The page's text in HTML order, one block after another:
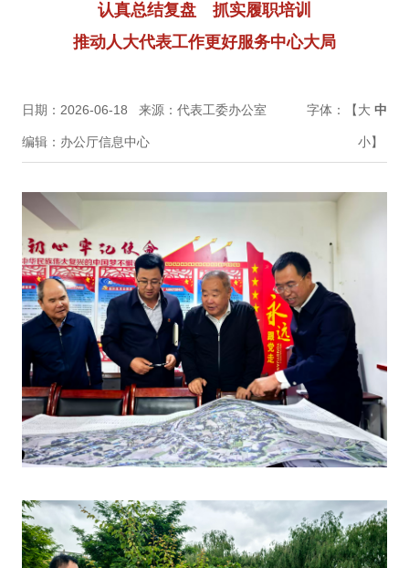
认真总结复盘 抓实履职培训
推动人大代表工作更好服务中心大局
日期：2026-06-18 来源：代表工委办公室
编辑：办公厅信息中心
字体：【大 中
小】